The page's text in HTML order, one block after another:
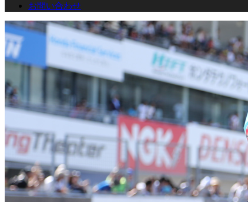
お問い合わせ